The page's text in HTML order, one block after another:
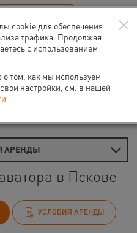
RU EN
АРЕНДЫ
в Пскове
УСЛОВИЯ АРЕНДЫ
×
cookie для обеспечения
трафика. Продолжая
с использованием
том, как мы используем
настройки, см. в нашей